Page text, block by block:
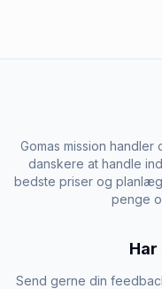
Gomas mission
danskere at handle
bedste priser og
penge
Har
Send gerne din